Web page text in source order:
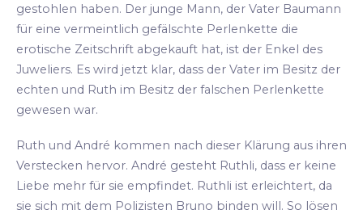
gestohlen haben. Der junge Mann, der Vater Baumann
für eine vermeintlich gefälschte Perlenkette die
erotische Zeitschrift abgekauft hat, ist der Enkel des
Juweliers. Es wird jetzt klar, dass der Vater im Besitz der
echten und Ruth im Besitz der falschen Perlenkette
gewesen war.
Ruth und André kommen nach dieser Klärung aus ihren
Verstecken hervor. André gesteht Ruthli, dass er keine
Liebe mehr für sie empfindet. Ruthli ist erleichtert, da
sie sich mit dem Polizisten Bruno binden will. So lösen